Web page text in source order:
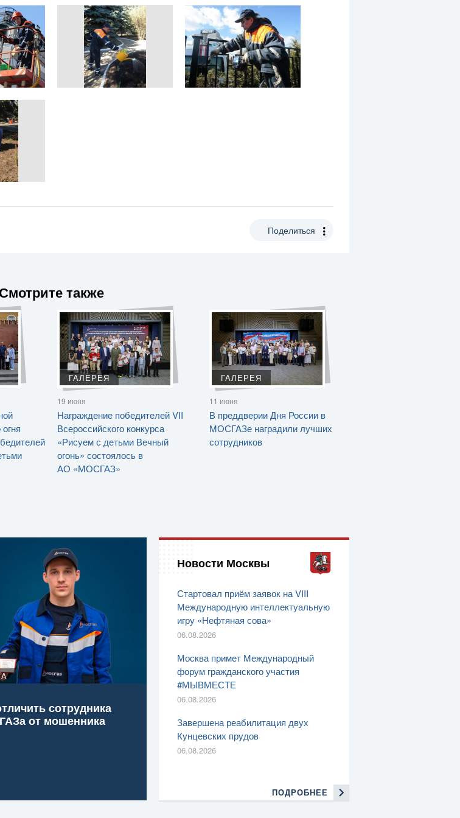
Поделиться
Смотрите также
ГАЛЕРЕЯ
19 июня
Награждение победителей VII
Всероссийского конкурса
«Рисуем с детьми Вечный
огонь» состоялось в
АО «МОСГАЗ»
ГАЛЕРЕЯ
11 июня
В преддверии Дня России в
МОСГАЗе наградили лучших
сотрудников
сотрудника
от мошенника
Новости Москвы
Стартовал приём заявок на VIII
Международную интеллектуальную
игру «Нефтяная сова»
06.08.2026
Москва примет Международный
форум гражданского участия
#МЫВМЕСТЕ
06.08.2026
Завершена реабилитация двух
Кунцевских прудов
06.08.2026
ПОДРОБНЕЕ